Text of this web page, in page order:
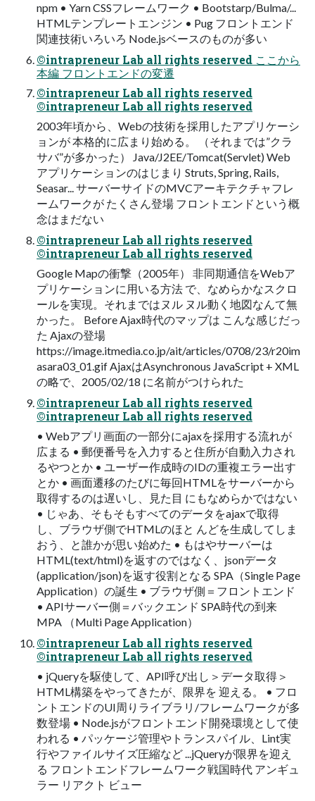
npm • Yarn CSSフレームワーク • Bootstarp/Bulma/...
HTMLテンプレートエンジン • Pug フロントエンド
関連技術いろいろ Node.jsベースのものが多い
©intrapreneur Lab all rights reserved ここから
本編 フロントエンドの変遷
©intrapreneur Lab all rights reserved
©intrapreneur Lab all rights reserved
2003年頃から、Webの技術を採用したアプリケーシ
ョンが 本格的に広まり始める。 （それまでは”クラ
サバ”が多かった） Java/J2EE/Tomcat(Servlet) Web
アプリケーションのはじまり Struts, Spring, Rails,
Seasar... サーバーサイドのMVCアーキテクチャフレ
ームワークが たくさん登場 フロントエンドという概
念はまだない
©intrapreneur Lab all rights reserved
©intrapreneur Lab all rights reserved
Google Mapの衝撃（2005年） 非同期通信をWebア
プリケーションに用いる方法 で、なめらかなスクロ
ールを実現。それまではヌル ヌル動く地図なんて無
かった。 Before Ajax時代のマップは こんな感じだっ
た Ajaxの登場
https://image.itmedia.co.jp/ait/articles/0708/23/r20im
asara03_01.gif AjaxはAsynchronous JavaScript + XML
の略で、2005/02/18 に名前がつけられた
©intrapreneur Lab all rights reserved
©intrapreneur Lab all rights reserved
• Webアプリ画面の一部分にajaxを採用する流れが
広まる • 郵便番号を入力すると住所が自動入力され
るやつとか • ユーザー作成時のIDの重複エラー出す
とか • 画面遷移のたびに毎回HTMLをサーバーから
取得するのは遅いし、見た目 にもなめらかではない
• じゃあ、そもそもすべてのデータをajaxで取得
し、ブラウザ側でHTMLのほと んどを生成してしま
おう、と誰かが思い始めた • もはやサーバーは
HTML(text/html)を返すのではなく、jsonデータ
(application/json)を返す役割となる SPA（Single Page
Application）の誕生 • ブラウザ側＝フロントエンド
• APIサーバー側＝バックエンド SPA時代の到来
MPA （Multi Page Application）
©intrapreneur Lab all rights reserved
©intrapreneur Lab all rights reserved
• jQueryを駆使して、API呼び出し＞データ取得＞
HTML構築をやってきたが、限界を 迎える。 • フロ
ントエンドのUI周りライブラリ/フレームワークが多
数登場 • Node.jsがフロントエンド開発環境として使
われる • パッケージ管理やトランスパイル、Lint実
行やファイルサイズ圧縮など ...jQueryが限界を迎え
る フロントエンドフレームワーク戦国時代 アンギュ
ラー リアクト ビュー